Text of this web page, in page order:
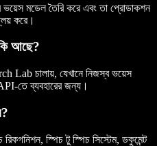
মডেল তৈরি করে এবং তা প্রোডাকশন
করে।
আছে?
Lab চালায়, যেখানে নিজস্ব ভয়েস
তে ব্যবহারের জন্য।
রিকগনিশন, স্পিচ টু স্পিচ সিস্টেম, ডকুমেন্ট